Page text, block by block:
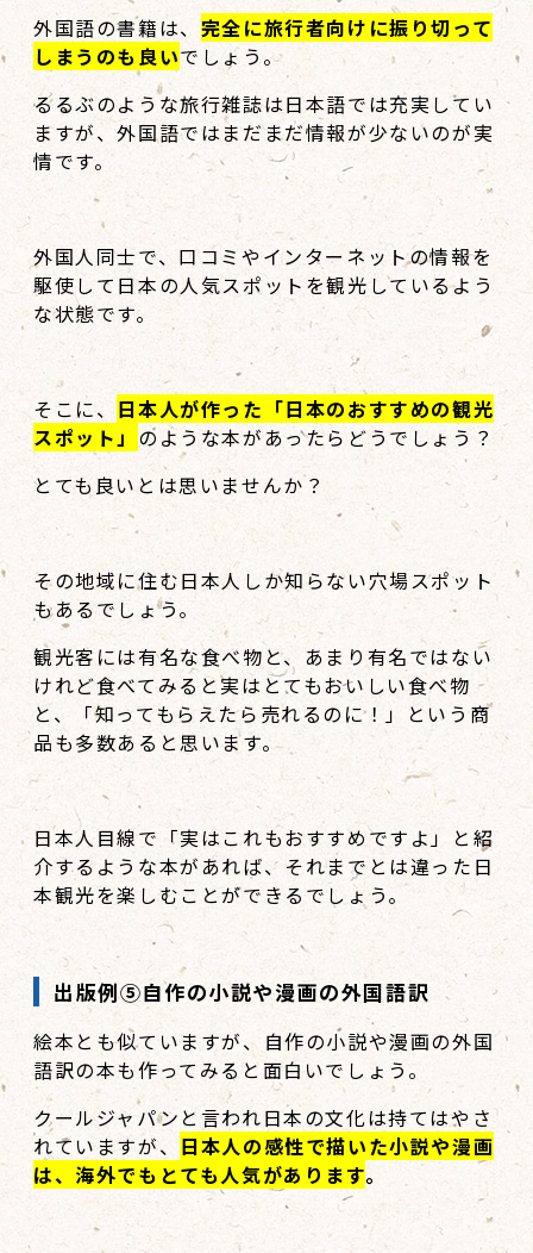
外国語の書籍は、完全に旅行者向けに振り切って
しまうのも良いでしょう。
るるぶのような旅行雑誌は日本語では充実してい
ますが、外国語ではまだまだ情報が少ないのが実
情です。
外国人同士で、口コミやインターネットの情報を
駆使して日本の人気スポットを観光しているよう
な状態です。
そこに、 日本人が作った「日本のおすすめの観光
スポット」 のような本があったらどうでしょう？
とても良いとは思いませんか？
その地域に住む日本人しか知らない穴場スポット
もあるでしょう。
観光客には有名な食べ物と、あまり有名ではない
けれど食べてみると実はとてもおいしい食べ物
と、「知ってもらえたら売れるのに！」という商
品も多数あると思います。
日本人目線で「実はこれもおすすめですよ」と紹
介するような本があれば、それまでとは違った日
本観光を楽しむことができるでしょう。
出版例⑤自作の小説や漫画の外国語訳
絵本とも似ていますが、自作の小説や漫画の外国
語訳の本も作ってみると面白いでしょう。
クールジャパンと言われ日本の文化は持てはやさ
れていますが、 日本人の感性で描いた小説や漫画
は、海外でもとても人気があります。